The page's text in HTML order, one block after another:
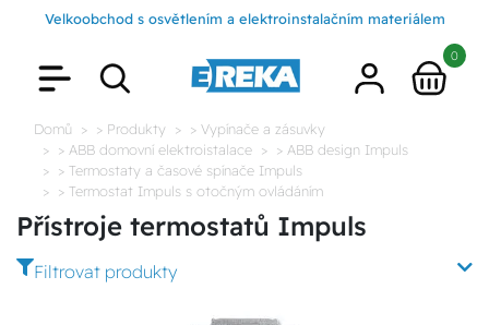
Velkoobchod s osvětlením a elektroinstalačním materiálem
0
Domů > Produkty
> Vypínače a zásuvky
> ABB domovní elektroistalace
> ABB design Impuls
> Termostaty a časové spínače Impuls
> Termostat Impuls s otočným ovládáním
Přístroje termostatů Impuls
Filtrovat produkty